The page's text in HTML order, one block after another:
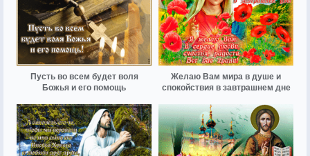
Пусть во всем будет воля
Божья и его помощь
Желаю Вам мира в душе и
спокойствия в завтрашнем дне